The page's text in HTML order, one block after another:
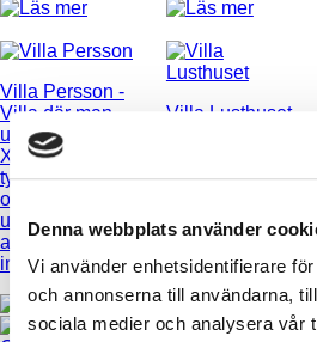
Denna webbplats använder
Vi använder enhetsidentifierare
och annonserna till användarna,
sociala medier och analysera vår
Villa Persson -
Villa där man
utgått från
XNvillans
typhus A136
och där färger
utgör en varm
atmosfär i
inomhusmiljö...
Villa Lusthuset-
inspirerat av
hustyp D165,
med 6 rum och
kök.